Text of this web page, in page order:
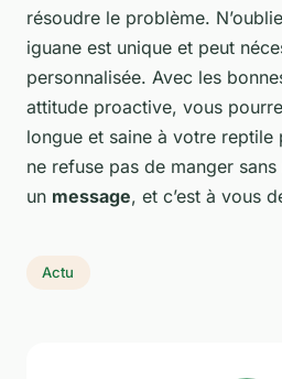
résoudre le problème.
iguane est unique et peut
personnalisée. Avec les
attitude proactive, vous
longue et saine à votre reptile
ne refuse pas de manger
un message, et c’est à vous
Actu